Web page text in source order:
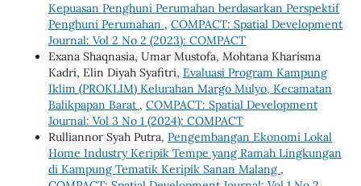
Kepuasan Penghuni Perumahan berdasarkan Perspektif
Penghuni Perumahan , COMPACT: Spatial Development
Journal: Vol 2 No 2 (2023): COMPACT
Exana Shaqnasia, Umar Mustofa, Mohtana Kharisma
Kadri, Elin Diyah Syafitri, Evaluasi Program Kampung
Iklim (PROKLIM) Kelurahan Margo Mulyo, Kecamatan
Balikpapan Barat , COMPACT: Spatial Development
Journal: Vol 3 No 1 (2024): COMPACT
Rulliannor Syah Putra, Pengembangan Ekonomi Lokal
Home Industry Keripik Tempe yang Ramah Lingkungan
di Kampung Tematik Keripik Sanan Malang ,